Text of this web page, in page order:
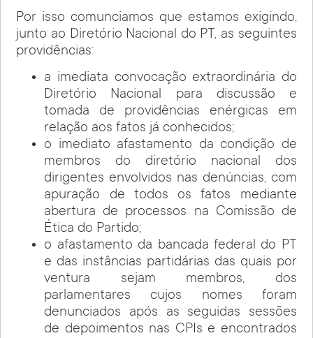
Por isso comunciamos que estamos exigindo,
junto ao Diretório Nacional do PT, as seguintes
providências:
a imediata convocação extraordinária do
Diretório Nacional para discussão e
tomada de providências enérgicas em
relação aos fatos já conhecidos;
o imediato afastamento da condição de
membros do diretório nacional dos
dirigentes envolvidos nas denúncias, com
apuração de todos os fatos mediante
abertura de processos na Comissão de
Ética do Partido;
o afastamento da bancada federal do PT
e das instâncias partidárias das quais por
ventura sejam membros, dos
parlamentares cujos nomes foram
denunciados após as seguidas sessões
de depoimentos nas CPIs e encontrados